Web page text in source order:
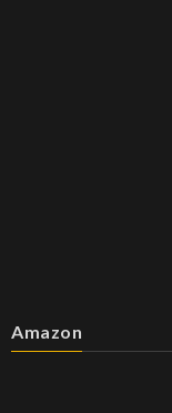
Amazon